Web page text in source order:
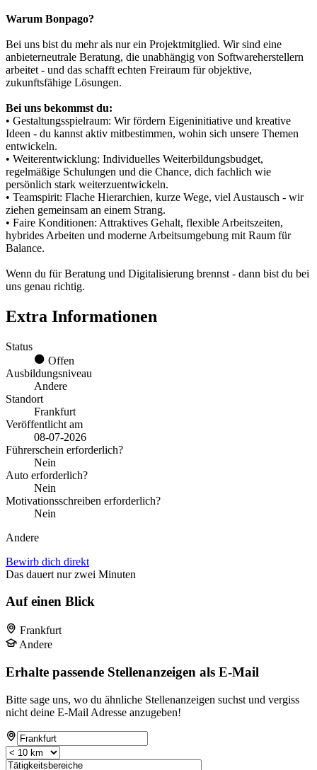
Warum Bonpago?
Bei uns bist du mehr als nur ein Projektmitglied. Wir sind eine
anbieterneutrale Beratung, die unabhängig von Softwareherstellern
arbeitet - und das schafft echten Freiraum für objektive,
zukunftsfähige Lösungen.
Bei uns bekommst du:
• Gestaltungsspielraum: Wir fördern Eigeninitiative und kreative
Ideen - du kannst aktiv mitbestimmen, wohin sich unsere Themen
entwickeln.
• Weiterentwicklung: Individuelles Weiterbildungsbudget,
regelmäßige Schulungen und die Chance, dich fachlich wie
persönlich stark weiterzuentwickeln.
• Teamspirit: Flache Hierarchien, kurze Wege, viel Austausch - wir
ziehen gemeinsam an einem Strang.
• Faire Konditionen: Attraktives Gehalt, flexible Arbeitszeiten,
hybrides Arbeiten und moderne Arbeitsumgebung mit Raum für
Balance.
Wenn du für Beratung und Digitalisierung brennst - dann bist du bei
uns genau richtig.
Extra Informationen
Status
Offen
Ausbildungsniveau
Andere
Standort
Frankfurt
Veröffentlicht am
08-07-2026
Führerschein erforderlich?
Nein
Auto erforderlich?
Nein
Motivationsschreiben erforderlich?
Nein
Andere
Bewirb dich direkt
Das dauert nur zwei Minuten
Auf einen Blick
Frankfurt
Andere
Erhalte passende Stellenanzeigen als E-Mail
Bitte sage uns, wo du ähnliche Stellenanzeigen suchst und vergiss
nicht deine E-Mail Adresse anzugeben!